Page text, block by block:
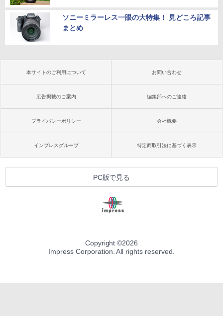
ソニーミラーレス一眼の大特集！ 見どころ記事
まとめ
本サイトのご利用について お問い合わせ
広告掲載のご案内 編集部へのご連絡
プライバシーポリシー 会社概要
インプレスグループ 特定商取引法に基づく表示
PC版で見る
Copyright ©2026
Impress Corporation. All rights reserved.